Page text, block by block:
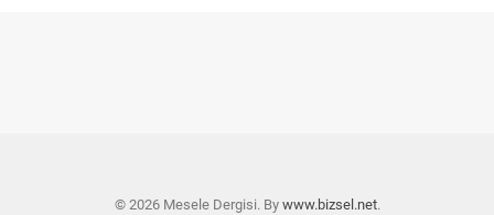
© 2026 Mesele Dergisi. By www.bizsel.net.